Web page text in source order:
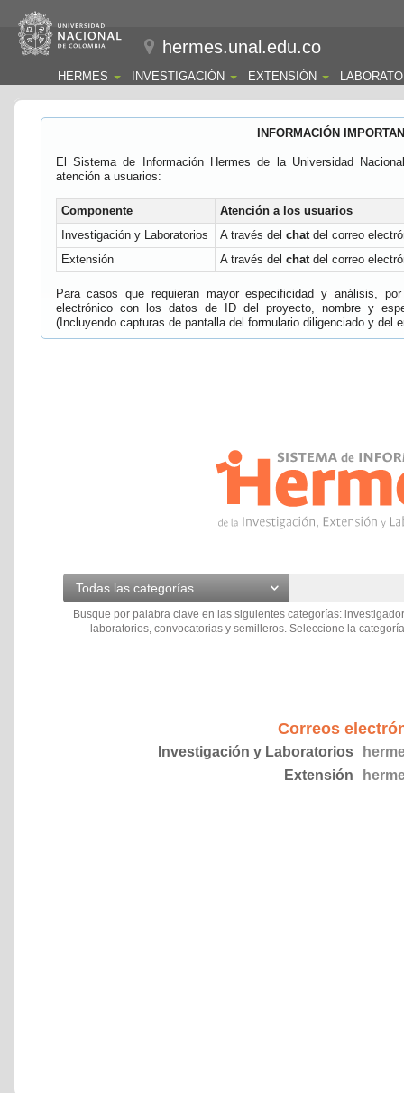
hermes.unal.edu.co
HERMES INVESTIGACIÓN EXTENSIÓN
INFORMACIÓN
El Sistema de Información Hermes de la Universidad
atención a usuarios:
Componente
Atención a los usuarios
Investigación y Laboratorios
A través del chatdel correo
Extensión
A través del chatdel correo
Para casos que requieran mayor especificidad y análisis,
electrónico con los datos de ID del proyecto, nombre y
(Incluyendo capturas de pantalla del formulario diligenciado y del
Todas las categorías
Busque por palabra clave en las siguientes categorías:
laboratorios, convocatorias y semilleros. Seleccione la
Correos
Investigación y Laboratorios
Extensión